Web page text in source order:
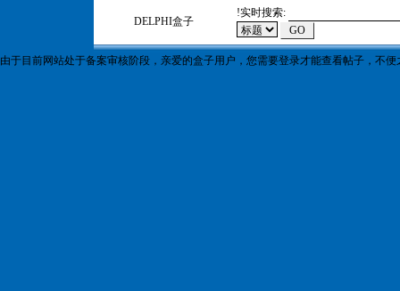
DELPHI盒子
!实时搜索:
由于目前网站处于备案审核阶段，亲爱的盒子用户，您需要登录才能查看帖子，不